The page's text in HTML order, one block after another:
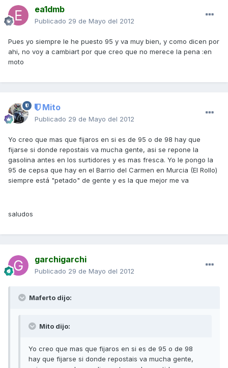
ea1dmb
Publicado 29 de Mayo del 2012
Pues yo siempre le he puesto 95 y va muy bien, y como dicen por
ahi, no voy a cambiart por que creo que no merece la pena :en
moto
Mito
Publicado 29 de Mayo del 2012
Yo creo que mas que fijaros en si es de 95 o de 98 hay que
fijarse si donde repostais va mucha gente, asi se repone la
gasolina antes en los surtidores y es mas fresca. Yo le pongo la
95 de cepsa que hay en el Barrio del Carmen en Murcia (El Rollo)
siempre está "petado" de gente y es la que mejor me va
saludos
garchigarchi
Publicado 29 de Mayo del 2012
Maferto dijo:
Mito dijo:
Yo creo que mas que fijaros en si es de 95 o de 98
hay que fijarse si donde repostais va mucha gente,